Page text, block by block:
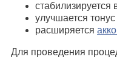
улучшается
расширяется
Для проведения